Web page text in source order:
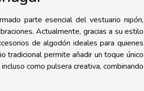
parte esencial del vestuario nipón,
Actualmente, gracias a su estilo
de algodón ideales para quienes
tradicional permite añadir un toque único
como pulsera creativa, combinando